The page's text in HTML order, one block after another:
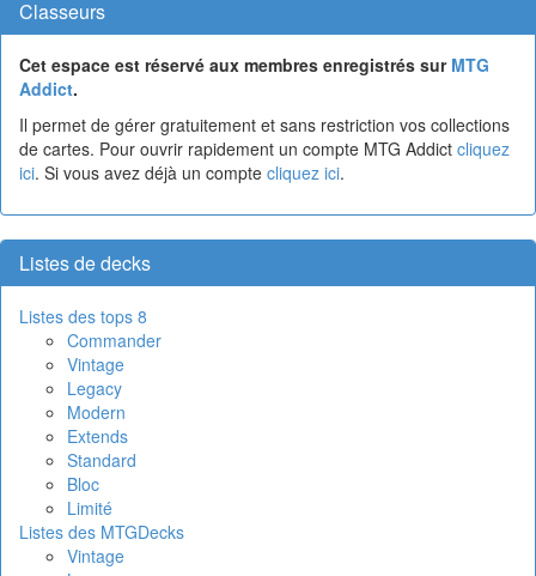
Classeurs
Cet espace est réservé aux membres enregistrés sur MTG
Addict.
Il permet de gérer gratuitement et sans restriction vos collections
de cartes. Pour ouvrir rapidement un compte MTG Addict cliquez
ici. Si vous avez déjà un compte cliquez ici.
Listes de decks
Listes des tops 8
Commander
Vintage
Legacy
Modern
Extends
Standard
Bloc
Limité
Listes des MTGDecks
Vintage